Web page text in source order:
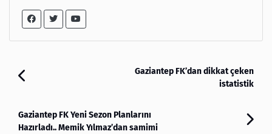
Gaziantep FK’dan dikkat çeken
istatistik
Gaziantep FK Yeni Sezon Planlarını
Hazırladı.. Memik Yılmaz’dan samimi